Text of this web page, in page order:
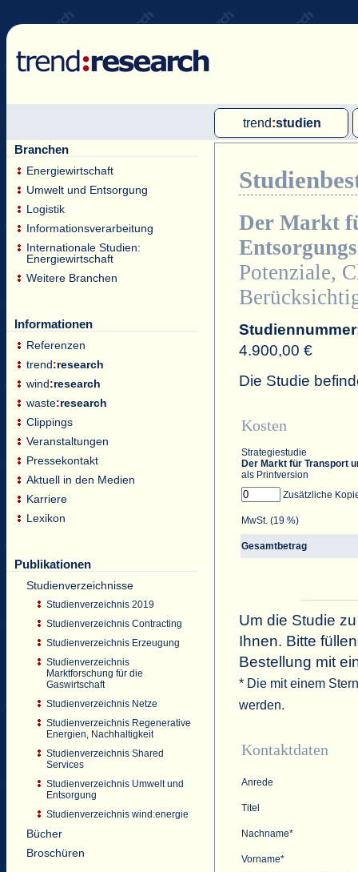
trend:studien
Single-Client-Studien
Branchen
Energiewirtschaft
Umwelt und Entsorgung
Logistik
Informationsverarbeitung
Internationale Studien:
Energiewirtschaft
Weitere Branchen
Informationen
Referenzen
trend:research
wind:research
waste:research
Clippings
Veranstaltungen
Pressekontakt
Aktuell in den Medien
Karriere
Lexikon
Publikationen
Studienverzeichnisse
Studienverzeichnis 2019
Studienverzeichnis Contracting
Studienverzeichnis Erzeugung
Studienverzeichnis
Marktforschung für die
Gaswirtschaft
Studienverzeichnis Netze
Studienverzeichnis Regenerative
Energien, Nachhaltigkeit
Studienverzeichnis Shared
Services
Studienverzeichnis Umwelt und
Entsorgung
Studienverzeichnis wind:energie
Bücher
Broschüren
Der Markt
Potenziale,
4.900,00 €
Die Studie
Kosten
Strategiestudie
Der Markt für Transport
als Printversion
Zusätzliche
MwSt. (19 %)
Gesamtbetrag
Um die Studie
Ihnen. Bitte
Bestellung mit
* Die mit einem
werden.
Kontaktdaten
Anrede
Titel
Nachname*
Vorname*